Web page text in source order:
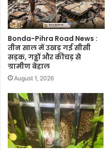
Bonda-Pihra Road News :
तीन साल में उखड़ गई सीसी
सड़क, गड्ढों और कीचड़ से
ग्रामीण बेहाल
August 1, 2026